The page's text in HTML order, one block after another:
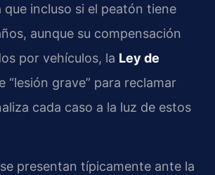
incluso si el peatón tiene
aunque su compensación
por vehículos, la Ley de
“lesión grave” para reclamar
cada caso a la luz de estos
presentan típicamente ante la